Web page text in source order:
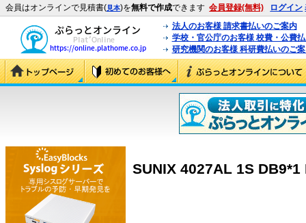
会員はオンラインで見積書(見本)を無料で作成できます 会員登録(無料) ログイン
法人のお客様 請求書払いのご案内
学校・官公庁のお客様 校費・公費
研究機関のお客様 科研費払いのご
SUNIX 4027AL 1S